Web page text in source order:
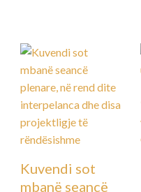
Kuvendi sot
mbanë seancë